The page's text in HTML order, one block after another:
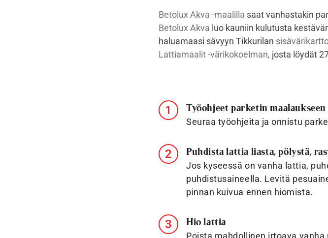
Betolux Akva -maalilla saat vanhastakin
Betolux Akva luo kauniin kulutusta
haluamaasi sävyyn Tikkurilan
Lattiamaalit -värikokoelman, josta löydät
Työohjeet parketin maalaukseen
Seuraa työohjeita ja onnistu
Puhdista lattia liasta, pölystä,
Jos kyseessä on vanha lattia,
puhdistusaineella. Levitä
pinnan kuivua ennen hiomista.
Hio lattia